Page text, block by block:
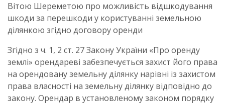
Вітою Шереметою про можливість відшкодування
шкоди за перешкоди у користуванні земельною
ділянкою згідно договору оренди
Згідно з ч. 1, 2 ст. 27 Закону України «Про оренду
землі» орендареві забезпечується захист його права
на орендовану земельну ділянку нарівні із захистом
права власності на земельну ділянку відповідно до
закону. Орендар в установленому законом порядку